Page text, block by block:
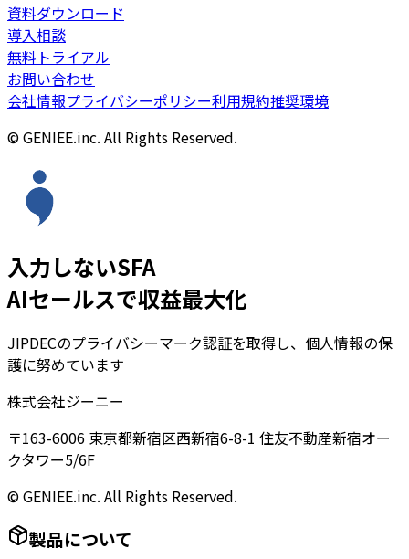
資料ダウンロード
導入相談
無料トライアル
お問い合わせ
会社情報プライバシーポリシー利用規約推奨環境
© GENIEE.inc. All Rights Reserved.
入力しないSFA
AIセールスで収益最大化
JIPDECのプライバシーマーク認証を取得し、個人情報の保
護に努めています
株式会社ジーニー
〒163-6006 東京都新宿区西新宿6-8-1 住友不動産新宿オー
クタワー5/6F
© GENIEE.inc. All Rights Reserved.
製品について